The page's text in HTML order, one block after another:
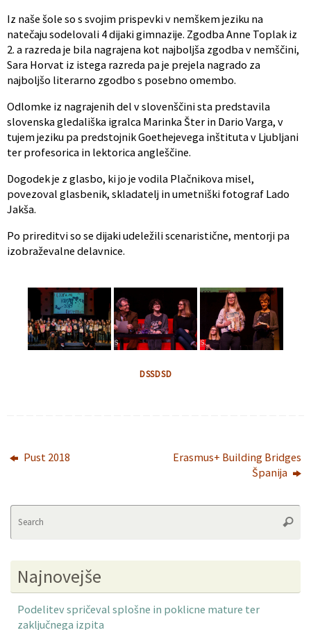
Iz naše šole so s svojim prispevki v nemškem jeziku na
natečaju sodelovali 4 dijaki gimnazije. Zgodba Anne Toplak iz
2. a razreda je bila nagrajena kot najboljša zgodba v nemščini,
Sara Horvat iz istega razreda pa je prejela nagrado za
najboljšo literarno zgodbo s posebno omembo.
Odlomke iz nagrajenih del v slovenščini sta predstavila
slovenska gledališka igralca Marinka Šter in Dario Varga, v
tujem jeziku pa predstojnik Goethejevega inštituta v Ljubljani
ter profesorica in lektorica angleščine.
Dogodek je z glasbo, ki jo je vodila Plačnikova misel,
povezoval glasbenik, skladatelj in umetniški fotograf Lado
Jakša.
Po prireditvi so se dijaki udeležili scenaristične, mentorji pa
izobraževalne delavnice.
DSSDSD
Pust 2018
Erasmus+ Building Bridges
Španija
Najnovejše
Podelitev spričeval splošne in poklicne mature ter
zaključnega izpita